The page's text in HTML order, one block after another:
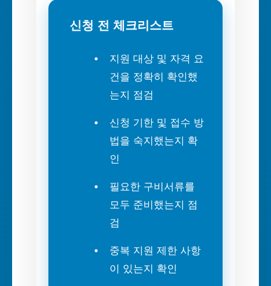
신청 전 체크리스트
지원 대상 및 자격 요
건을 정확히 확인했
는지 점검
신청 기한 및 접수 방
법을 숙지했는지 확
인
필요한 구비서류를
모두 준비했는지 점
검
중복 지원 제한 사항
이 있는지 확인